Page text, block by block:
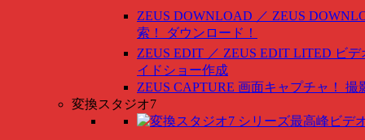
ZEUS DOWNLOAD ／ ZEUS
索！ ダウンロード！
ZEUS EDIT ／ ZEUS EDIT LITED ビ
イドショー作成
ZEUS CAPTURE 画面キャプチャ！ 撮
変換スタジオ7